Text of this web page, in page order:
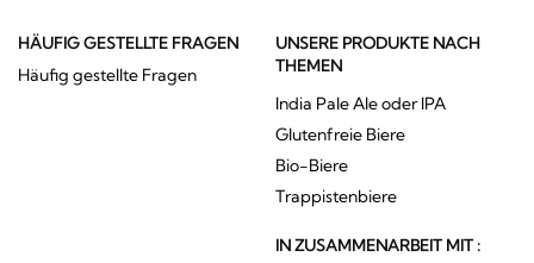
HÄUFIG GESTELLTE FRAGEN
Häufig gestellte Fragen
UNSERE PRODUKTE NACH
THEMEN
India Pale Ale oder IPA
Glutenfreie Biere
Bio-Biere
Trappistenbiere
IN ZUSAMMENARBEIT MIT :